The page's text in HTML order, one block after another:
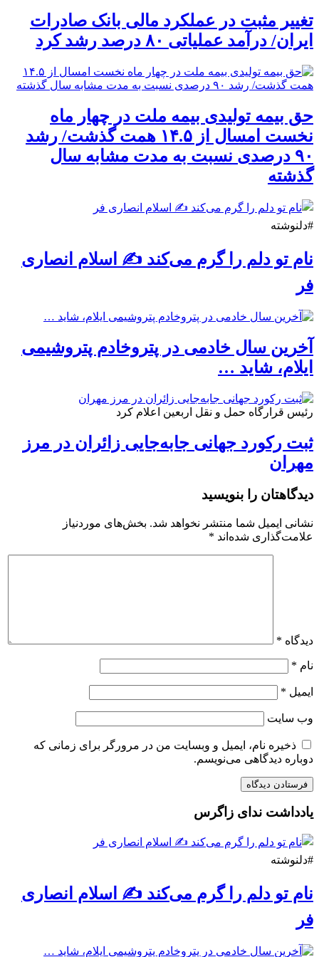
تغییر مثبت در عملکرد مالی بانک صادرات
ایران/ درآمد عملیاتی ۸۰ درصد رشد کرد
حق بیمه تولیدی بیمه ملت در چهار ماه
نخست امسال از ۱۴.۵ همت گذشت/ رشد
۹۰ درصدی نسبت به مدت مشابه سال
گذشته
#دلنوشته
نام تو دلم را گرم می‌کند ✍️ اسلام انصاری
فر
آخرین سال خادمی در پتروخادم پتروشیمی
ایلام، شاید …
رئیس قرارگاه حمل و نقل اربعین اعلام کرد
ثبت رکورد جهانی جابه‌جایی زائران در مرز
مهران
دیدگاهتان را بنویسید
نشانی ایمیل شما منتشر نخواهد شد. بخش‌های موردنیاز
علامت‌گذاری شده‌اند *
دیدگاه *
نام *
ایمیل *
وب‌ سایت
ذخیره نام، ایمیل و وبسایت من در مرورگر برای زمانی که
دوباره دیدگاهی می‌نویسم.
یادداشت ندای زاگرس
#دلنوشته
نام تو دلم را گرم می‌کند ✍️ اسلام انصاری
فر